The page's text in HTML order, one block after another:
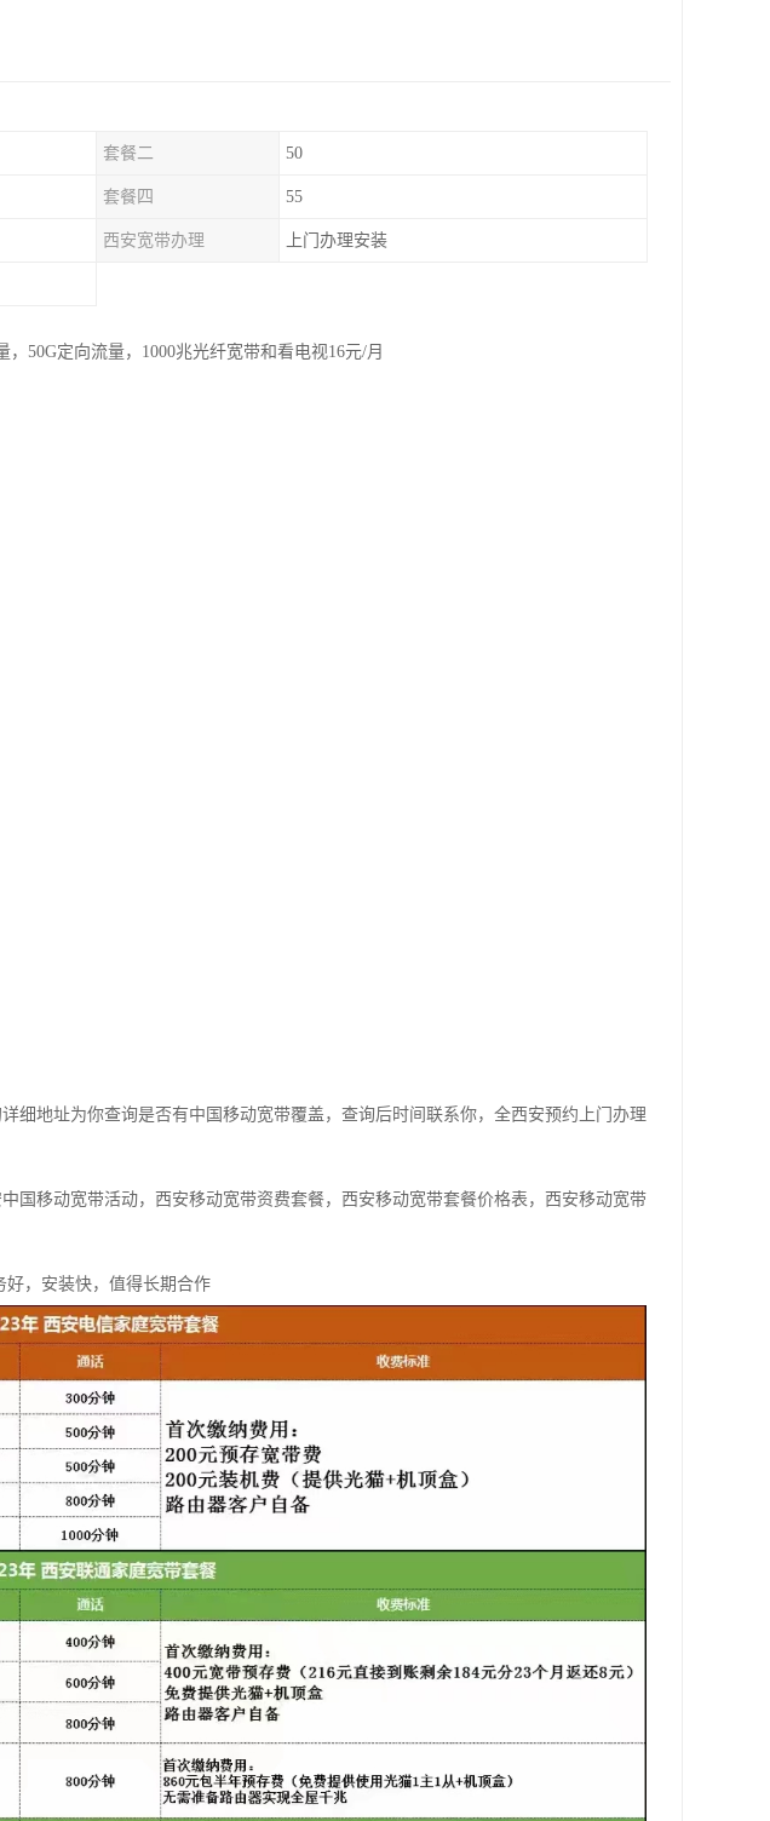
套餐二 50
套餐四 55
西安宽带办理 上门办理安装
50G定向流量，1000兆光纤宽带和看电视16元/月
细地址为你查询是否有中国移动宽带覆盖，查询后时间联系你，全西安预约上门办理
国移动宽带活动，西安移动宽带资费套餐，西安移动宽带套餐价格表，西安移动宽带
好，安装快，值得长期合作